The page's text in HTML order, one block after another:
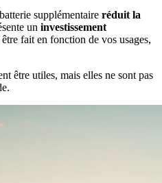
supplémentaire réduit la
un investissement
fait en fonction de vos usages,
être utiles, mais elles ne sont pas